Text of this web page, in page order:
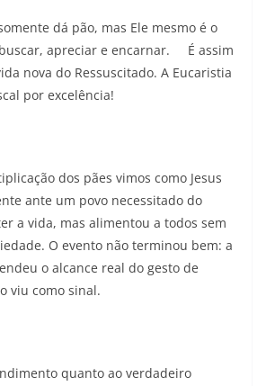
dá pão, mas Ele mesmo é o
apreciar e encarnar. É assim
nova do Ressuscitado. A Eucaristia
por excelência!
dos pães vimos como Jesus
ante um povo necessitado do
a vida, mas alimentou a todos sem
O evento não terminou bem: a
o alcance real do gesto de
viu como sinal.
quanto ao verdadeiro